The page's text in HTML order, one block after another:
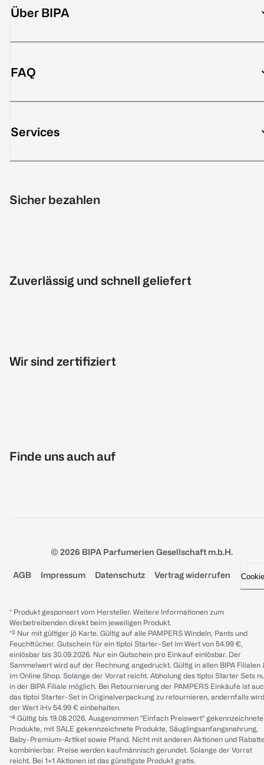
Über BIPA
FAQ
Services
Sicher bezahlen
Zuverlässig und schnell geliefert
Wir sind zertifiziert
Finde uns auch auf
© 2026 BIPA Parfumerien Gesellschaft m.b.H.
AGB Impressum Datenschutz Vertrag widerrufen
* Produkt gesponsert vom Hersteller. Weitere Informationen zum
Werbetreibenden direkt beim jeweiligen Produkt.
*³ Nur mit gültiger jö Karte. Gültig auf alle PAMPERS Windeln, Pants und
Feuchttücher. Gutschein für ein tiptoi Starter-Set im Wert von 54.99 €,
einlösbar bis 30.09.2026. Nur ein Gutschein pro Einkauf einlösbar. Der
Sammelwert wird auf der Rechnung angedruckt. Gültig in allen BIPA Filialen
im Online Shop. Solange der Vorrat reicht. Abholung des tiptoi Starter Sets
in der BIPA Filiale möglich. Bei Retournierung der PAMPERS Einkäufe ist
das tiptoi Starter-Set in Originalverpackung zu retournieren, andernfalls wird
der Wert iHv 54.99 € einbehalten.
*⁴ Gültig bis 19.08.2026. Ausgenommen "Einfach Preiswert" gekennzeichnete
Produkte, mit SALE gekennzeichnete Produkte, Säuglingsanfangsnahrung,
Baby-Premium-Artikel sowie Pfand. Nicht mit anderen Aktionen und
kombinierbar. Preise werden kaufmännisch gerundet. Solange der Vorrat
reicht. Bei 1+1 Aktionen ist das günstigste Produkt gratis.